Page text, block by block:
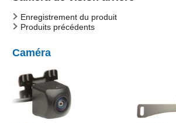
Enregistrement du produit
Produits précédents
Caméra